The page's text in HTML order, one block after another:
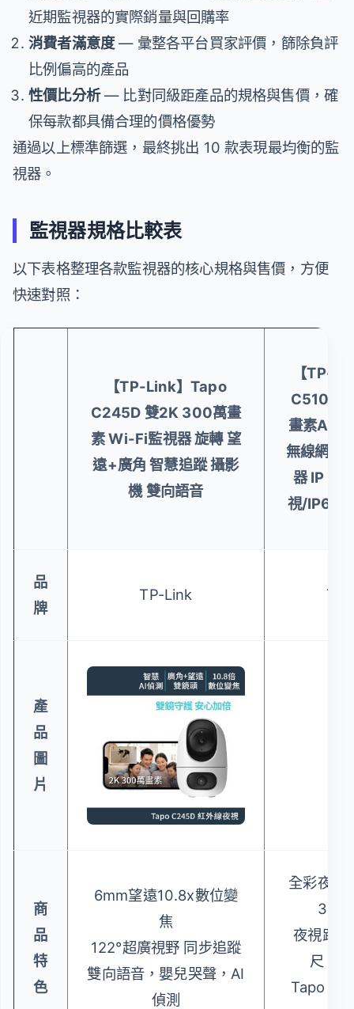
近期監視器的實際銷量與回購率
消費者滿意度— 彙整各平台買家評價，篩除負評
比例偏高的產品
性價比分析— 比對同級距產品的規格與售價，確
保每款都具備合理的價格優勢
通過以上標準篩選，最終挑出 10 款表現最均衡的監
視器。
監視器規格比較表
以下表格整理各款監視器的核心規格與售價，方便
快速對照：
【TP-Link】Tapo
C245D 雙2K 300萬畫
素 Wi-Fi監視器 旋轉 望
遠+廣角 智慧追蹤 攝影
機 雙向語音
【TP-
C510W
畫素AI偵
無線網路
器 IP
視/IP65
品
牌
TP-Link
產
品
圖
片
商
品
特
色
6mm望遠10.8x數位變
焦
122°超廣視野 同步追蹤
雙向語音，嬰兒哭聲，AI
偵測
全彩夜視
360
夜視距
尺，
Tapo